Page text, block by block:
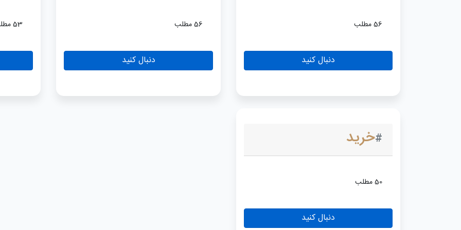
56 مطلب
دنبال کنید
56 مطلب
دنبال کنید
53 مطلب
#خرید
50 مطلب
دنبال کنید